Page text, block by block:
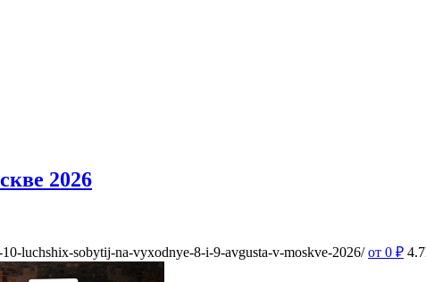
2026
luchshix-sobytij-na-vyxodnye-8-i-9-avgusta-v-moskve-2026/ от 0 ₽